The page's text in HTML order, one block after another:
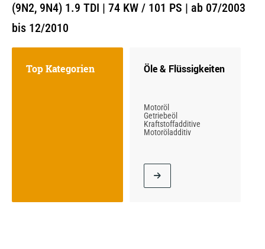
(9N2, 9N4) 1.9 TDI | 74 KW / 101 PS | ab 07/2003
bis 12/2010
Top Kategorien Öle & Flüssigkeiten
Motoröl
Getriebeöl
Kraftstoffadditive
Motoröladditiv